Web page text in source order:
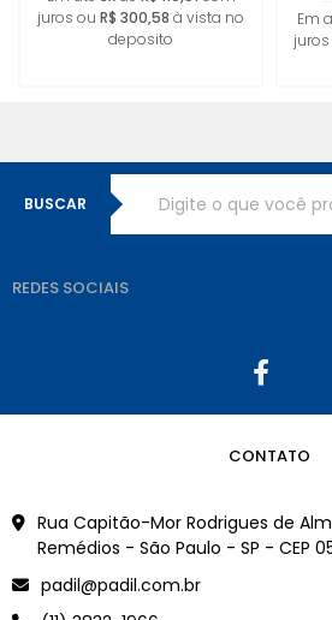
juros ou R$ 300,58 à vista no
deposito
Em
BUSCAR
REDES SOCIAIS
CONTATO
Rua Capitão-Mor Rodrigues de
Remédios - São Paulo - SP - CEP
padil@padil.com.br